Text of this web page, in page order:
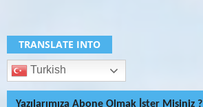
TRANSLATE INTO
Turkish
Yazılarımıza Abone Olmak İster Misiniz ?